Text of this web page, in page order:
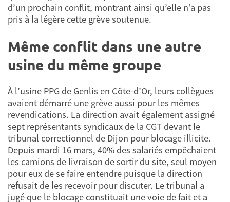
d’un prochain conflit, montrant ainsi qu’elle n’a pas
pris à la légère cette grève soutenue.
Même conflit dans une autre
usine du même groupe
À l’usine PPG de Genlis en Côte-d’Or, leurs collègues
avaient démarré une grève aussi pour les mêmes
revendications. La direction avait également assigné
sept représentants syndicaux de la CGT devant le
tribunal correctionnel de Dijon pour blocage illicite.
Depuis mardi 16 mars, 40% des salariés empêchaient
les camions de livraison de sortir du site, seul moyen
pour eux de se faire entendre puisque la direction
refusait de les recevoir pour discuter. Le tribunal a
jugé que le blocage constituait une voie de fait et a